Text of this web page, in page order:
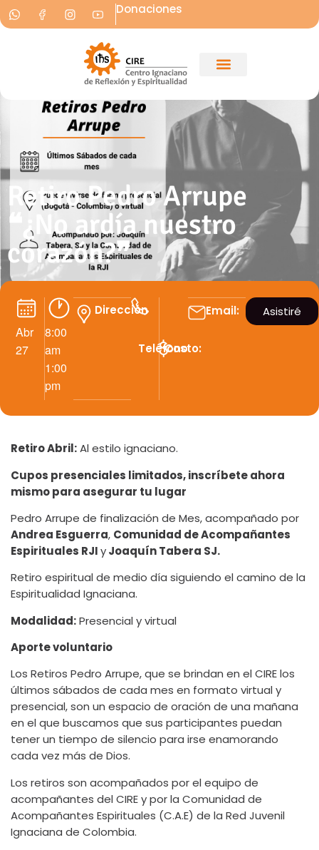
Donaciones
Retiro Pedro Arrupe
❝¿No ardía nuestro
corazón?❞
Abr
27
8:00
am
1:00
pm
Dirección
Teléfono
Costo:
Email: Asistiré
Retiro Abril:Al estilo ignaciano.
Cupos presenciales limitados, inscríbete ahora
mismo para asegurar tu lugar
Pedro Arrupe de finalización de Mes, acompañado por
Andrea Esguerra, Comunidad de Acompañantes
Espirituales RJIyJoaquín Tabera SJ.
Retiro espiritual de medio día siguiendo el camino de la
Espiritualidad Ignaciana.
Modalidad:Presencial y virtual
Aporte voluntario
Los Retiros Pedro Arrupe, que se brindan en el CIRE los
últimos sábados de cada mes en formato virtual y
presencial, son un espacio de oración de una mañana
en el que buscamos que sus participantes puedan
tener un tiempo de silencio para irse enamorando
cada vez más de Dios.
Los retiros son acompañados por el equipo de
acompañantes del CIRE y por la Comunidad de
Acompañantes Espirituales (C.A.E) de la Red Juvenil
Ignaciana de Colombia.